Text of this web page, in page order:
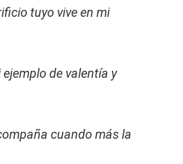
tuyo vive en mi
de valentía y
cuando más la